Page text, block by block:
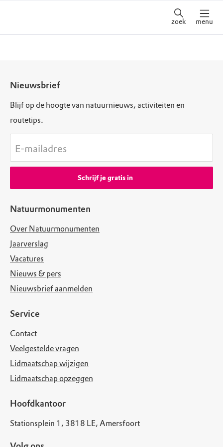
zoek menu
Natuurmonumenten
Over Natuurmonumenten
Jaarverslag
Vacatures
Nieuws & pers
Nieuwsbrief aanmelden
Service
Contact
Veelgestelde vragen
Lidmaatschap wijzigen
Lidmaatschap opzeggen
Hoofdkantoor
Stationsplein 1, 3818 LE, Amersfoort
Nieuwsbrief
Blijf op de hoogte van natuurnieuws, activiteiten en
routetips.
E-mailadres
Schrijf je gratis in